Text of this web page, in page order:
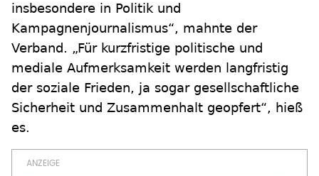
insbesondere in Politik und
Kampagnenjournalismus“, mahnte der
Verband. „Für kurzfristige politische und
mediale Aufmerksamkeit werden langfristig
der soziale Frieden, ja sogar gesellschaftliche
Sicherheit und Zusammenhalt geopfert“, hieß
es.